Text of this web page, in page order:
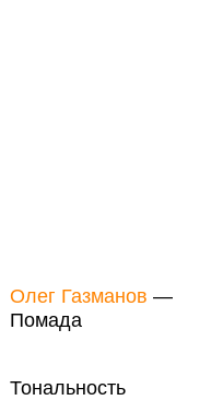
Олег Газманов —
Помада
Тональность